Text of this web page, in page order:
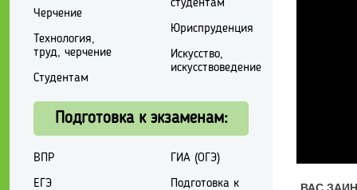
Черчение
Технология,
труд, черчение
Студентам
студентам
Юриспруденция
Искусство,
искусствоведение
Подготовка к экзаменам:
ВПР
ЕГЭ
ГИА (ОГЭ)
Подготовка к